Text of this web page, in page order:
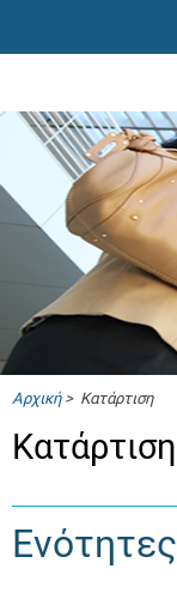
Αρχική> Κατάρτιση
Κατάρτιση
Ενότητες